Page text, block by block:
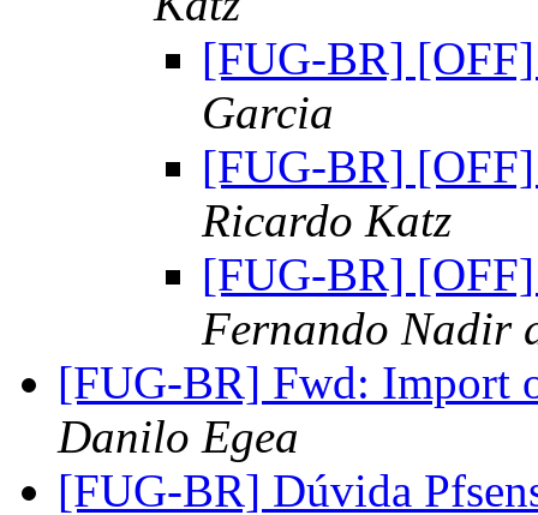
[FUG-BR]
Garcia
[FUG-BR]
Ricardo Katz
[FUG-BR]
Fernando Nadir
[FUG-BR] Fwd: Import
Danilo Egea
[FUG-BR] Dúvida